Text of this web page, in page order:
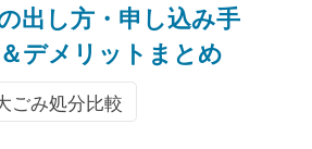
出し方・申し込み手
デメリットまとめ
ごみ処分比較